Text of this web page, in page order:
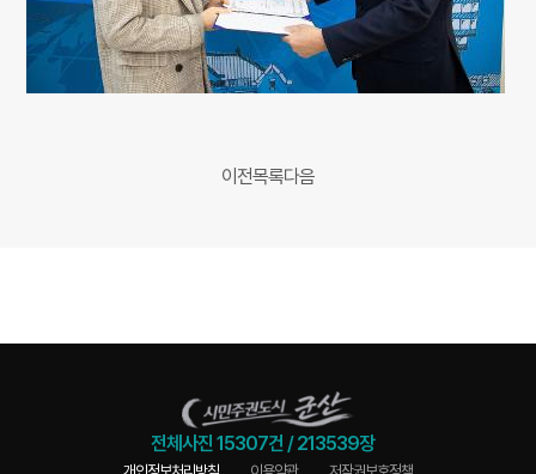
이전목록다음
전체사진15307건 /213539장